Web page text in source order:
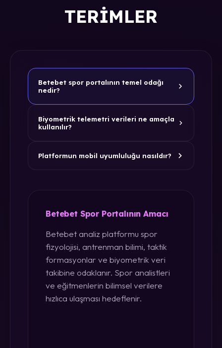
TERIMLER
Betebet spor portalının temel odağı
nedir?
Biyometrik telemetri verileri ne amaçla
kullanılır?
Platformun mobil uyumluluğu nasıldır?
Betebet Spor Portalının Amacı
Betebet analiz platformu spor
fizyolojisi, antrenman bilimi, taktik
formasyonlar ve biyometrik veri
takibine odaklanır. Spor analistleri
ve eğitmenlerin bilimsel verilere
hızlıca ulaşması hedeflenir.